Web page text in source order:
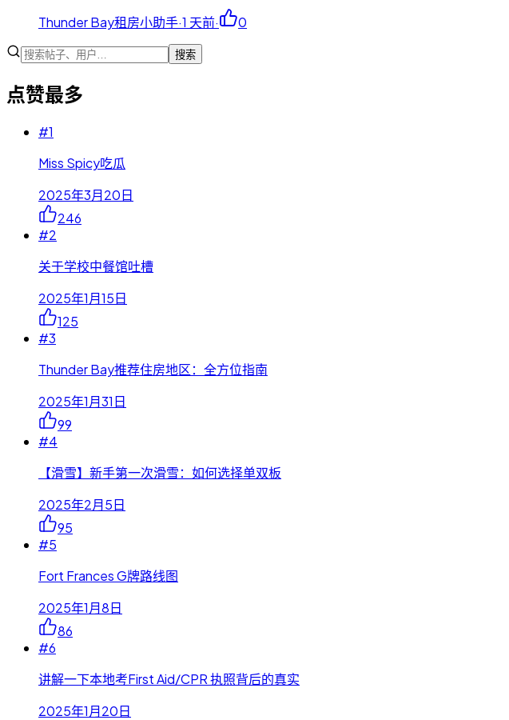
Thunder Bay租房小助手·1 天前· 0
搜索
点赞最多
#1
Miss Spicy吃瓜
2025年3月20日
246
#2
关于学校中餐馆吐槽
2025年1月15日
125
#3
Thunder Bay推荐住房地区：全方位指南
2025年1月31日
99
#4
【滑雪】新手第一次滑雪：如何选择单双板
2025年2月5日
95
#5
Fort Frances G牌路线图
2025年1月8日
86
#6
讲解一下本地考First Aid/CPR 执照背后的真实
2025年1月20日